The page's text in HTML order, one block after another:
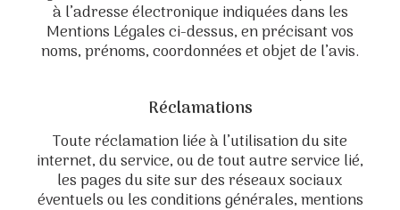
à l’adresse électronique indiquées dans les
Mentions Légales ci-dessus, en précisant vos
noms, prénoms, coordonnées et objet de l’avis.
Réclamations
Toute réclamation liée à l’utilisation du site
internet, du service, ou de tout autre service lié,
les pages du site sur des réseaux sociaux
éventuels ou les conditions générales, mentions